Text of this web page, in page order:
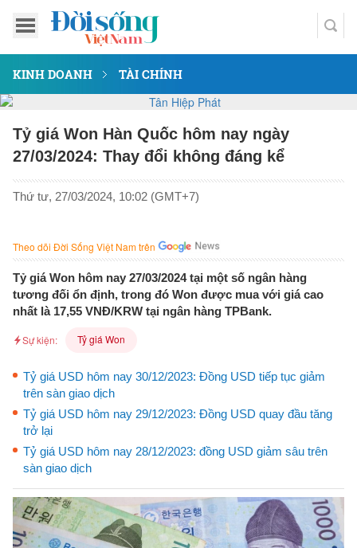
KINH DOANH TÀI CHÍNH
Tỷ giá Won Hàn Quốc hôm nay ngày
27/03/2024: Thay đổi không đáng kể
Thứ tư, 27/03/2024, 10:02 (GMT+7)
Theo dõi Đời Sống Việt Nam trên
Tỷ giá Won hôm nay 27/03/2024 tại một số ngân hàng
tương đối ổn định, trong đó Won được mua với giá cao
nhất là 17,55 VNĐ/KRW tại ngân hàng TPBank.
Sự kiện: Tỷ giá Won
Tỷ giá USD hôm nay 30/12/2023: Đồng USD tiếp tục giảm
trên sàn giao dịch
Tỷ giá USD hôm nay 29/12/2023: Đồng USD quay đầu tăng
trở lại
Tỷ giá USD hôm nay 28/12/2023: đồng USD giảm sâu trên
sàn giao dịch